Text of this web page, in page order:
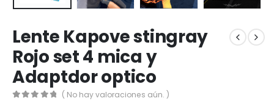
Lente Kapove stingray
Rojo set 4 mica y
Adaptdor optico
( No hay valoraciones aún. )